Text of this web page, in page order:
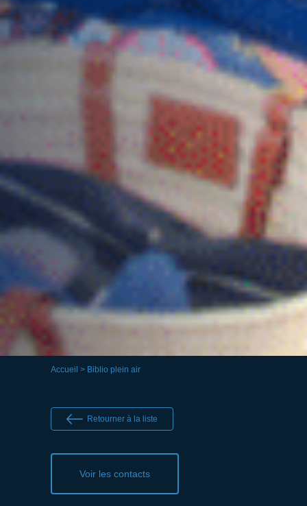
Accueil > Biblio plein air
Retourner à la liste
Voir les contacts